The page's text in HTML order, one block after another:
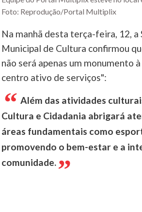
Foto: Reprodução/Portal Multiplix
Na manhã desta terça-feira, 12, a
Municipal de Cultura confirmou
não será apenas um monumento
centro ativo de serviços":
Além das atividades
Cultura e Cidadania abrigará
áreas fundamentais como
promovendo o bem-estar e a
comunidade.